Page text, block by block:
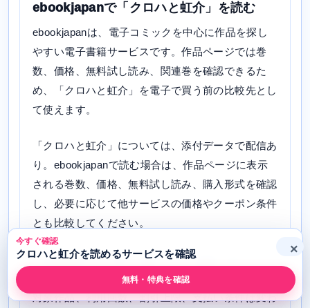
ebookjapanで「クロハと虹介」を読む
ebookjapanは、電子コミックを中心に作品を探し
やすい電子書籍サービスです。作品ページでは巻
数、価格、無料試し読み、関連巻を確認できるた
め、「クロハと虹介」を電子で買う前の比較先とし
て使えます。
「クロハと虹介」については、添付データで配信あ
り。ebookjapanで読む場合は、作品ページに表示
される巻数、価格、無料試し読み、購入形式を確認
し、必要に応じて他サービスの価格やクーポン条件
とも比較してください。
ebookjapanは、初回・曜日・まとめ買い系のクー
ポンやキャンペーンが出ることがあります。ただし
対象作品、利用回数、割引上限、支払い条件は変わ
今すぐ確認
クロハと虹介を読めるサービスを確認
無料・特典を確認
×